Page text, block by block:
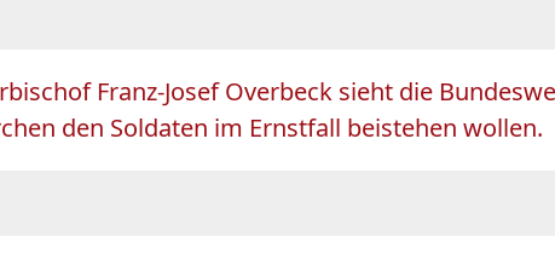
Franz-Josef Overbeck sieht die
den Soldaten im Ernstfall beistehen wollen.